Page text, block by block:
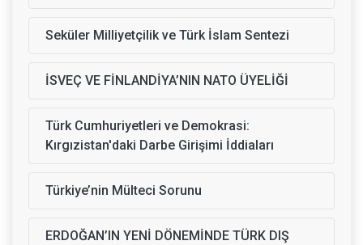
Seküler Milliyetçilik ve Türk İslam Sentezi
İSVEÇ VE FİNLANDİYA’NIN NATO ÜYELİĞİ
Türk Cumhuriyetleri ve Demokrasi:
Kırgızistan'daki Darbe Girişimi İddiaları
Türkiye’nin Mülteci Sorunu
ERDOĞAN’IN YENİ DÖNEMİNDE TÜRK DIŞ